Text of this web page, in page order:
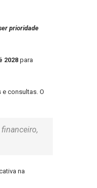
prioridade
2028para
consultas. O
na